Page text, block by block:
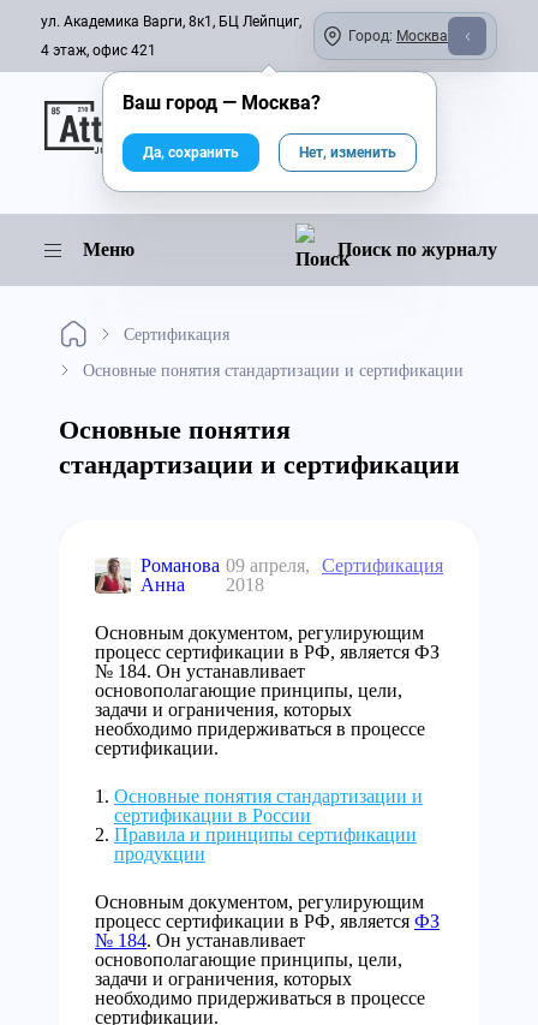
ул. Академика Варги, 8к1, БЦ Лейпциг,
4 этаж, офис 421
Город: Москва
Онлайн-журнал
Меню Поиск по журналу
Сертификация
Основные понятия стандартизации и сертификации
Основные понятия
стандартизации и сертификации
Романова
Анна
09 апреля,
2018
Сертификация
Основным документом, регулирующим
процесс сертификации в РФ, является ФЗ
№ 184. Он устанавливает
основополагающие принципы, цели,
задачи и ограничения, которых
необходимо придерживаться в процессе
сертификации.
Основные понятия стандартизации и
сертификации в России
Правила и принципы сертификации
продукции
Основным документом, регулирующим
процесс сертификации в РФ, является ФЗ
№ 184. Он устанавливает
основополагающие принципы, цели,
задачи и ограничения, которых
необходимо придерживаться в процессе
сертификации.
Ваш город — Москва?
Да, сохранить Нет, изменить